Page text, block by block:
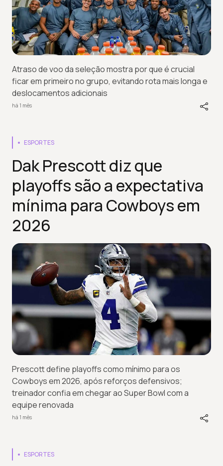
Atraso de voo da seleção mostra por que é crucial
ficar em primeiro no grupo, evitando rota mais longa e
deslocamentos adicionais
há 1 mês
ESPORTES
Dak Prescott diz que
playoffs são a expectativa
mínima para Cowboys em
2026
Prescott define playoffs como mínimo para os
Cowboys em 2026, após reforços defensivos;
treinador confia em chegar ao Super Bowl com a
equipe renovada
há 1 mês
ESPORTES